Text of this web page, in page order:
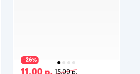
−26%
15,00 р.